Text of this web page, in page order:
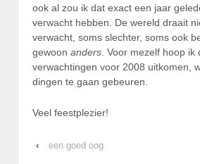
ook al zou ik dat exact een jaar
verwacht hebben. De wereld draait
verwacht, soms slechter, soms ook
gewoon anders. Voor mezelf hoop ik
verwachtingen voor 2008 uitkomen,
dingen te gaan gebeuren.
Veel feestplezier!
‹ een goed oog